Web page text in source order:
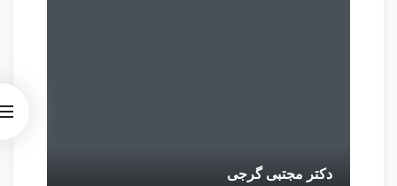
دکتر مجتبی گرجی